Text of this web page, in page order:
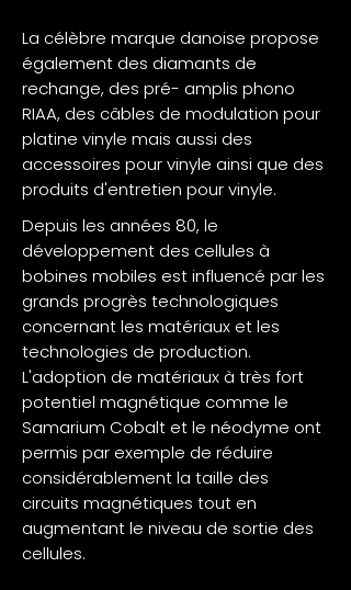
La célèbre marque danoise propose
également des diamants de
rechange, des pré- amplis phono
RIAA, des câbles de modulation pour
platine vinyle mais aussi des
accessoires pour vinyle ainsi que des
produits d'entretien pour vinyle.
Depuis les années 80, le
développement des cellules à
bobines mobiles est influencé par les
grands progrès technologiques
concernant les matériaux et les
technologies de production.
L'adoption de matériaux à très fort
potentiel magnétique comme le
Samarium Cobalt et le néodyme ont
permis par exemple de réduire
considérablement la taille des
circuits magnétiques tout en
augmentant le niveau de sortie des
cellules.